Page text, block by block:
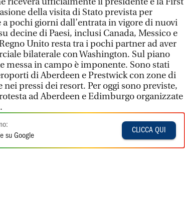
della visita di Stato prevista per
pochi giorni dall’entrata in vigore di nuovi
decine di Paesi, inclusi Canada, Messico e
Unito resta tra i pochi partner ad aver
bilaterale con Washington. Sul piano
messa in campo è imponente. Sono stati
di Aberdeen e Prestwick con zone di
pressi dei resort. Per oggi sono previste,
ad Aberdeen e Edimburgo organizzate
su Google
CLICCA QUI